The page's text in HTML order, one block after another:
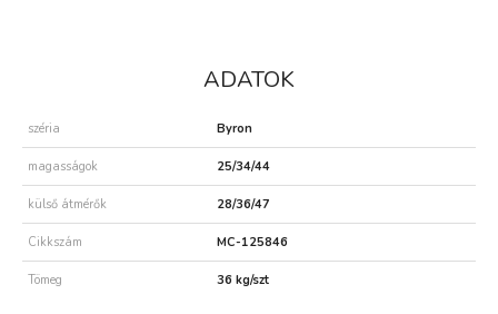
ADATOK
széria Byron
magasságok 25/34/44
külső átmérők 28/36/47
Cikkszám MC-125846
Tömeg 36 kg/szt